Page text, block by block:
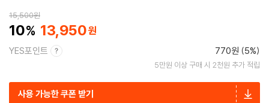
15,500원
10 13,950
YES포인트 770원 (5%)
5만원 이상 구매 시 2천원 추가 적립
사용 가능한 쿠폰 받기